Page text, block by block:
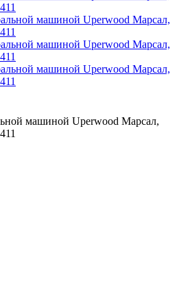
машиной Uperwood Марсал,